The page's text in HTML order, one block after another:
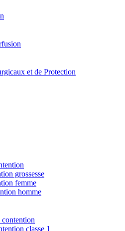
et de Protection
grossesse
femme
homme
contention
classe 1